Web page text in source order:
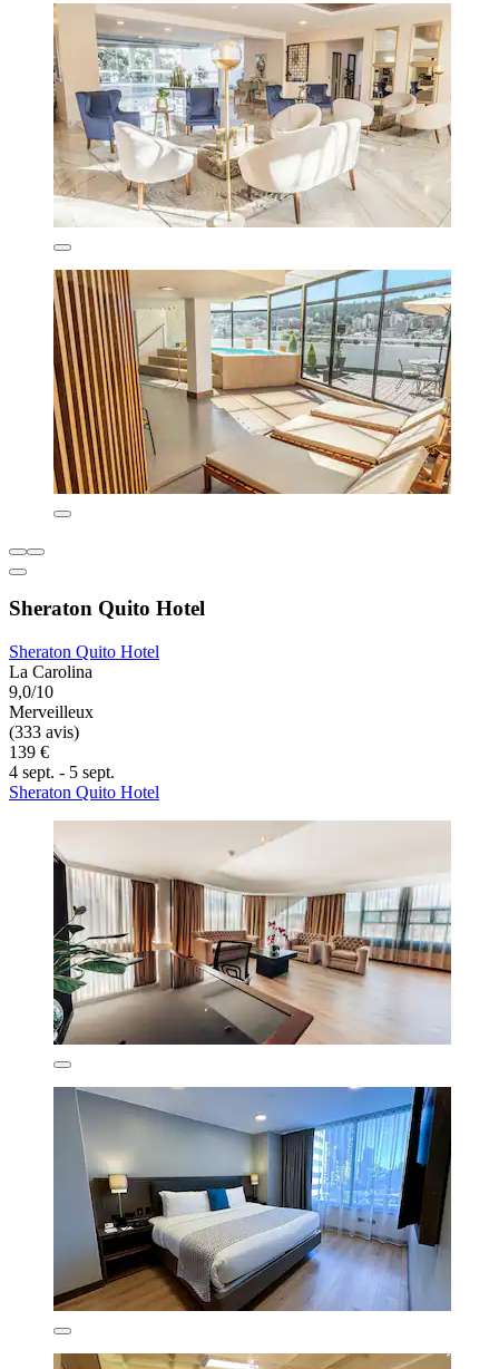
Sheraton Quito Hotel
Sheraton Quito Hotel
La Carolina
9,0/10
Merveilleux
(333 avis)
139 €
4 sept. - 5 sept.
Sheraton Quito Hotel